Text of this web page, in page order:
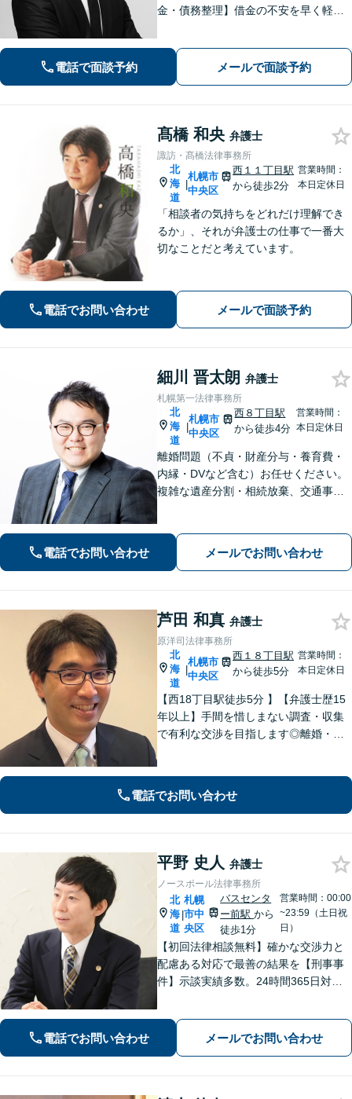
金・債務整理】借金の不安を早く軽減
電話で面談予約 メールで面談予約
髙橋 和央 弁護士
諏訪・髙橋法律事務所
北
海
道
|
札幌市
中央区
西１１丁目駅
から徒歩2分
営業時間：
本日定休日
「相談者の気持ちをどれだけ理解でき
るか」、それが弁護士の仕事で一番大
切なことだと考えています。
電話でお問い合わせ メールで面談予約
細川 晋太朗 弁護士
札幌第一法律事務所
北
海
道
|
札幌市
中央区
西８丁目駅
から徒歩4分
営業時間：
本日定休日
離婚問題（不貞・財産分与・養育費・
内縁・DVなど含む）お任せください。
複雑な遺産分割・相続放棄、交通事故
て、法的にサポートいたします。【西1
1丁目駅徒歩5分】
電話でお問い合わせ メールでお問い合わせ
芦田 和真 弁護士
原洋司法律事務所
北
海
道
|
札幌市
中央区
西１８丁目駅
から徒歩5分
営業時間：
本日定休日
【西18丁目駅徒歩5分 】【弁護士歴15
年以上】手間を惜しまない調査・収集
で有利な交渉を目指します◎離婚・男
【ＺＯＯＭ対応】
電話でお問い合わせ
平野 史人 弁護士
ノースポール法律事務所
北
海
道
|
札幌
市中
央区
バスセンタ
ー前駅から
徒歩1分
営業時間：00:00
~23:59（土日祝
日）
【初回法律相談無料】確かな交渉力と
配慮ある対応で最善の結果を【刑事事
件】示談実績多数。24時間365日対応
経験あり。【バスセンター前駅3番出口
徒歩1分】
電話でお問い合わせ メールでお問い合わせ